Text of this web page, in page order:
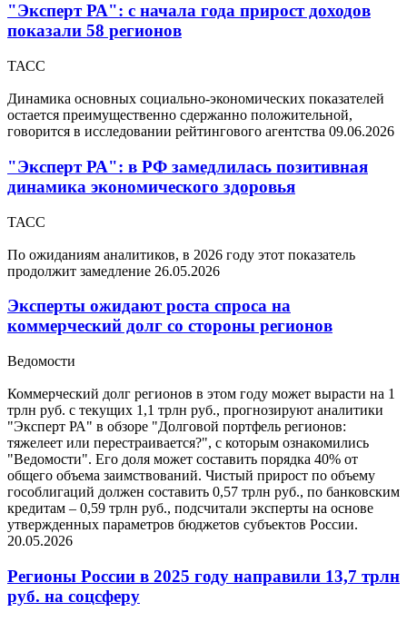
"Эксперт РА": с начала года прирост доходов
показали 58 регионов
ТАСС
Динамика основных социально-экономических показателей
остается преимущественно сдержанно положительной,
говорится в исследовании рейтингового агентства 09.06.2026
"Эксперт РА": в РФ замедлилась позитивная
динамика экономического здоровья
ТАСС
По ожиданиям аналитиков, в 2026 году этот показатель
продолжит замедление 26.05.2026
Эксперты ожидают роста спроса на
коммерческий долг со стороны регионов
Ведомости
Коммерческий долг регионов в этом году может вырасти на 1
трлн руб. с текущих 1,1 трлн руб., прогнозируют аналитики
"Эксперт РА" в обзоре "Долговой портфель регионов:
тяжелеет или перестраивается?", с которым ознакомились
"Ведомости". Его доля может составить порядка 40% от
общего объема заимствований. Чистый прирост по объему
гособлигаций должен составить 0,57 трлн руб., по банковским
кредитам – 0,59 трлн руб., подсчитали эксперты на основе
утвержденных параметров бюджетов субъектов России.
20.05.2026
Регионы России в 2025 году направили 13,7 трлн
руб. на соцсферу